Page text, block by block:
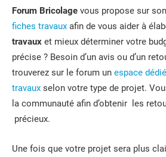
Forum Bricolage vous propose sur
fiches travaux afin de vous aider à
travaux et mieux déterminer votre
précise ? Besoin d’un avis ou d’un
trouverez sur le forum un espace
travaux selon votre type de projet.
la communauté afin d’obtenir les
précieux.
Une fois que votre projet sera plus